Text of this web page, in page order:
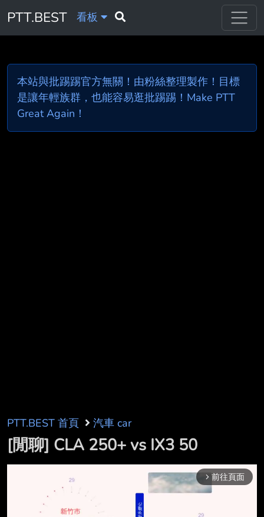
PTT.BEST 看板
本站與批踢踢官方無關！由粉絲整理製作！目標
是讓年輕族群，也能容易逛批踢踢！Make PTT
Great Again！
PTT.BEST 首頁 汽車 car
[閒聊] CLA 250+ vs IX3 50
arrow_forward_ios 前往頁面